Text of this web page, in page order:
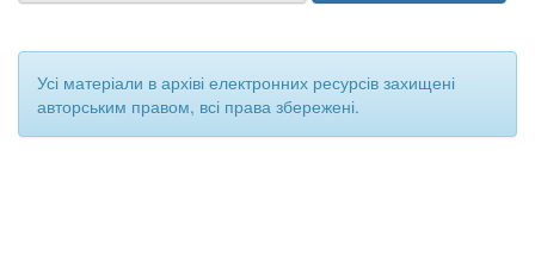
Усі матеріали в архіві електронних ресурсів захищені
авторським правом, всі права збережені.